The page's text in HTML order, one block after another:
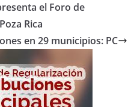
el Foro de
Rica
en 29 municipios: PC